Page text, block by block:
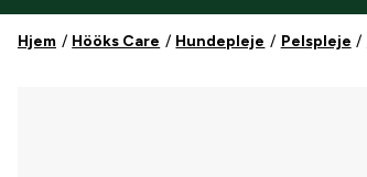
Hjem Hööks Care Hundepleje Pelspleje